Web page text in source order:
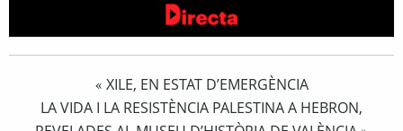
« XILE, EN ESTAT D’EMERGÈNCIA
LA VIDA I LA RESISTÈNCIA PALESTINA A HEBRON,